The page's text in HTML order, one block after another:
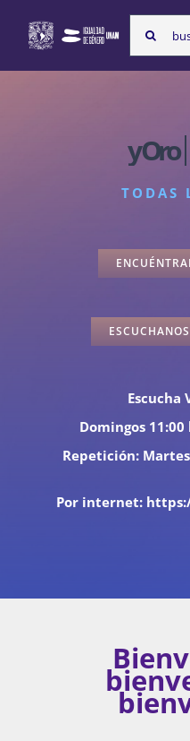
content
Search
for:
Atención de la
TODAS
Escucha
Domingos 11:00
Repetición:
Por internet: